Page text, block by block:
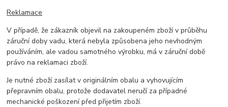
Reklamace
V případě, že zákazník objevil na zakoupeném zboží v průběhu
záruční doby vadu, která nebyla způsobena jeho nevhodným
používáním, ale vadou samotného výrobku, má v záruční době
právo na reklamaci zboží.
Je nutné zboží zasílat v originálním obalu a vyhovujícím
přepravním obalu, protože dodavatel neručí za případné
mechanické poškození před přijetím zboží.